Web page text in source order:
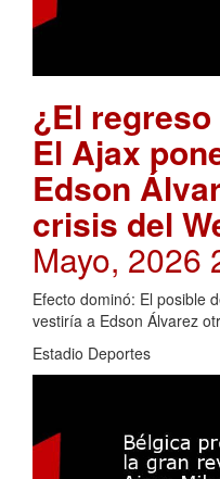
¿El
El Ajax
Edson
crisis del
Mayo, 2026
Efecto dominó: El posible
vestiría a Edson Álvarez
Estadio Deportes